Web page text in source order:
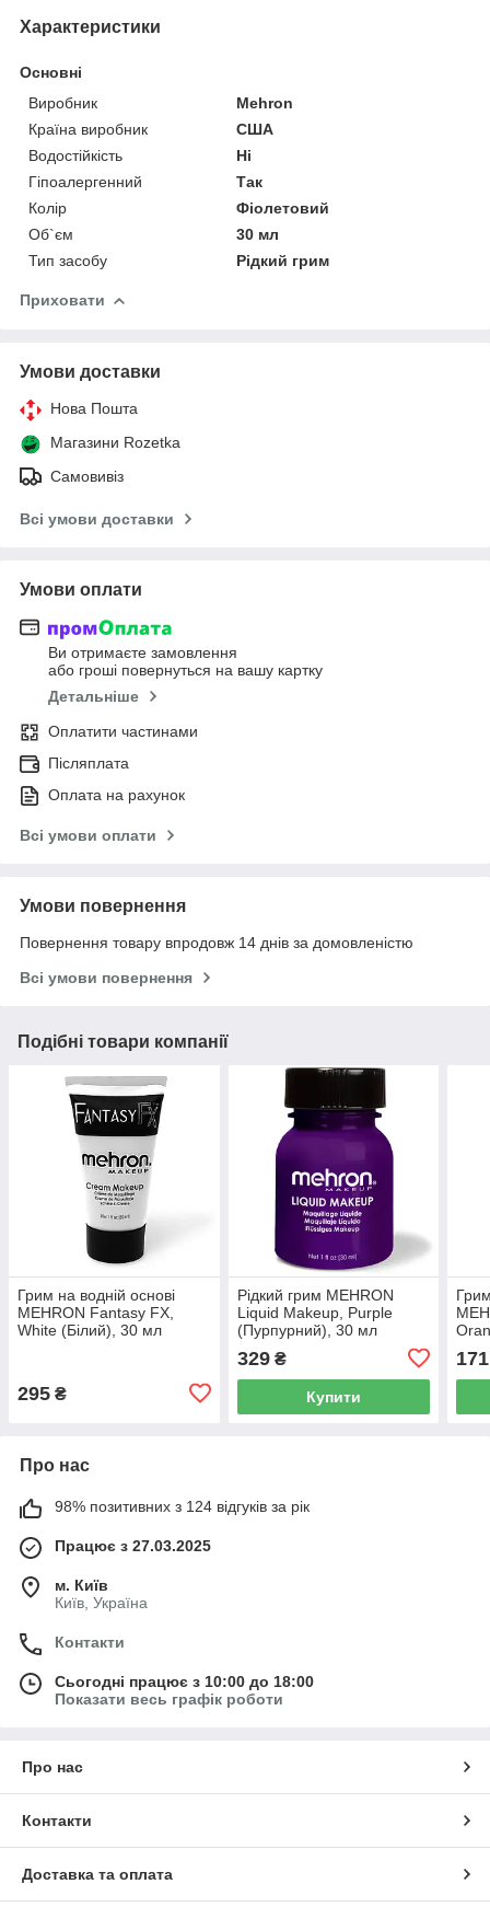
Характеристики
Основні
Виробник
Mehron
Країна виробник
США
Водостійкість
Ні
Гіпоалергенний
Так
Колір
Фіолетовий
Об`єм
30 мл
Тип засобу
Рідкий грим
Приховати
Умови доставки
Нова Пошта
Магазини Rozetka
Самовивіз
Всі умови доставки
Умови оплати
Ви отримаєте замовлення
або гроші повернуться на вашу картку
Детальніше
Оплатити частинами
Післяплата
Оплата на рахунок
Всі умови оплати
Умови повернення
Повернення товару впродовж 14 днів за домовленістю
Всі умови повернення
Подібні товари компанії
Грим на водній основі
MEHRON Fantasy FX,
White (Білий), 30 мл
295 ₴
Рідкий грим MEHRON
Liquid Makeup, Purple
(Пурпурний), 30 мл
329₴
Купити
171
Про нас
98% позитивних з 124 відгуків за рік
Працює з 27.03.2025
м. Київ
Київ, Україна
Контакти
Сьогодні працює з 10:00 до 18:00
Показати весь графік роботи
Про нас
Контакти
Доставка та оплата